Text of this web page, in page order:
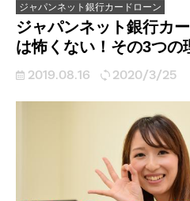
ジャパンネット銀行カードローン
ジャパンネット銀行カ
は怖くない！その3つの
2019.08.16 2020/3/25